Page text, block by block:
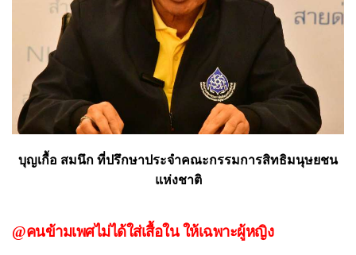
บุญเกื้อ สมนึก ที่ปรึกษาประจำคณะกรรมการสิทธิมนุษยชน
แห่งชาติ
@คนข้ามเพศไม่ได้ใส่เสื้อใน ให้เฉพาะผู้หญิง